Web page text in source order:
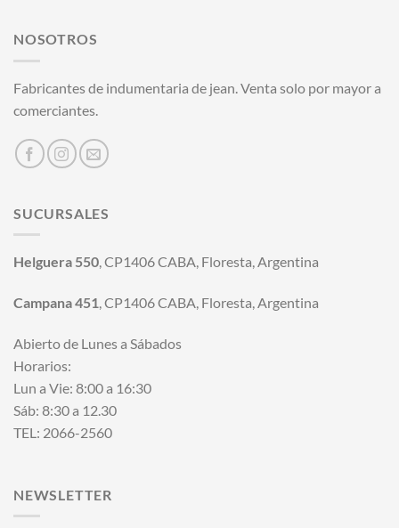
NOSOTROS
Fabricantes de indumentaria de jean. Venta solo por mayor a
comerciantes.
SUCURSALES
Helguera 550, CP1406 CABA, Floresta, Argentina
Campana 451, CP1406 CABA, Floresta, Argentina
Abierto de Lunes a Sábados
Horarios:
Lun a Vie: 8:00 a 16:30
Sáb: 8:30 a 12.30
TEL: 2066-2560
NEWSLETTER